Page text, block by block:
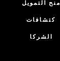
منح التمويل
كتشافات
الشركا